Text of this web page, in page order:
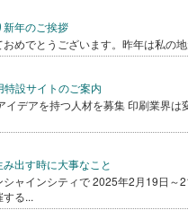
年のご挨拶
めでとうございます。昨年は私の
特設サイトのご案内
イデアを持つ人材を募集 印刷業界は
出す時に大事なこと
ャインシティで 2025年2月19日～
る...